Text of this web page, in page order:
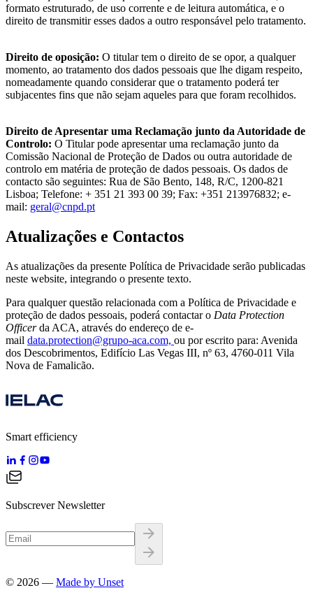
formato estruturado, de uso corrente e de leitura automática, e o
direito de transmitir esses dados a outro responsável pelo tratamento.
Direito de oposição: O titular tem o direito de se opor, a qualquer
momento, ao tratamento dos dados pessoais que lhe digam respeito,
nomeadamente quando considerar que o tratamento poderá ter
subjacentes fins que não sejam aqueles para que foram recolhidos.
Direito de Apresentar uma Reclamação junto da Autoridade de
Controlo: O Titular pode apresentar uma reclamação junto da
Comissão Nacional de Proteção de Dados ou outra autoridade de
controlo em matéria de proteção de dados pessoais. Os dados de
contacto são seguintes: Rua de São Bento, 148, R/C, 1200-821
Lisboa; Telefone: + 351 21 393 00 39; Fax: +351 213976832; e-
mail: geral@cnpd.pt
Atualizações e Contactos
As atualizações da presente Política de Privacidade serão publicadas
neste website, integrando o presente texto.
Para qualquer questão relacionada com a Política de Privacidade e
proteção de dados pessoais, poderá contactar o Data Protection
Officerda ACA, através do endereço de e-
mail data.protection@grupo-aca.com, ou por escrito para: Avenida
dos Descobrimentos, Edifício Las Vegas III, nº 63, 4760-011 Vila
Nova de Famalicão.
Smart efficiency
Subscrever Newsletter
© 2026 — Made by Unset